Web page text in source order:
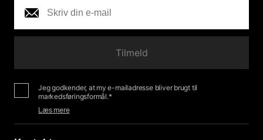
Tilmeld
Jeg godkender, at my e-mailadresse bliver brugt til
markedsføringsformål.*
Læs mere